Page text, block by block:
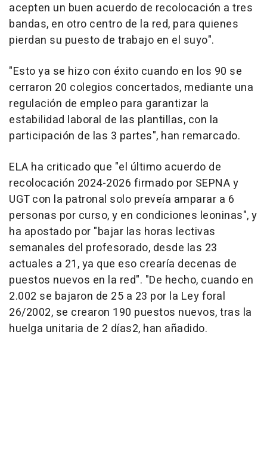
acepten un buen acuerdo de recolocación a tres
bandas, en otro centro de la red, para quienes
pierdan su puesto de trabajo en el suyo".
"Esto ya se hizo con éxito cuando en los 90 se
cerraron 20 colegios concertados, mediante una
regulación de empleo para garantizar la
estabilidad laboral de las plantillas, con la
participación de las 3 partes", han remarcado.
ELA ha criticado que "el último acuerdo de
recolocación 2024-2026 firmado por SEPNA y
UGT con la patronal solo preveía amparar a 6
personas por curso, y en condiciones leoninas", y
ha apostado por "bajar las horas lectivas
semanales del profesorado, desde las 23
actuales a 21, ya que eso crearía decenas de
puestos nuevos en la red". "De hecho, cuando en
2.002 se bajaron de 25 a 23 por la Ley foral
26/2002, se crearon 190 puestos nuevos, tras la
huelga unitaria de 2 días2, han añadido.